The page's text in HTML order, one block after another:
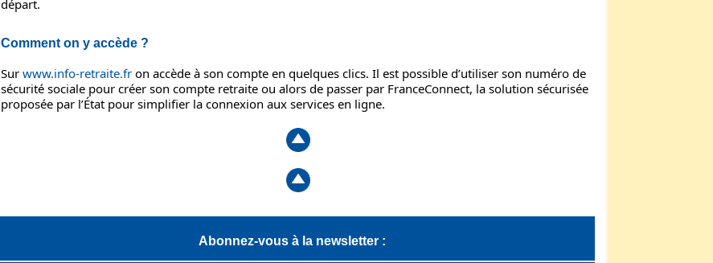
départ.
Comment on y accède ?
Sur www.info-retraite.fr on accède à son compte en quelques clics. Il est possible d’utiliser son numéro de
sécurité sociale pour créer son compte retraite ou alors de passer par FranceConnect, la solution sécurisée
proposée par l’État pour simplifier la connexion aux services en ligne.
Abonnez-vous à la newsletter :